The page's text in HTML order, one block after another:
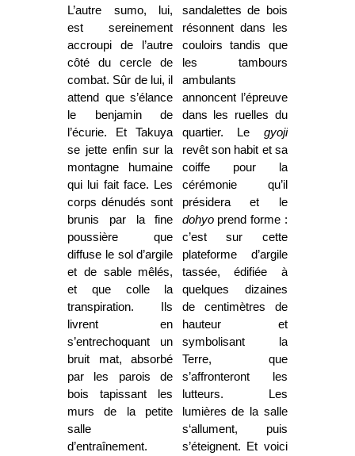
L’autre sumo, lui,
est sereinement
accroupi de l’autre
côté du cercle de
combat. Sûr de lui, il
attend que s’élance
le benjamin de
l’écurie. Et Takuya
se jette enfin sur la
montagne humaine
qui lui fait face. Les
corps dénudés sont
brunis par la fine
poussière que
diffuse le sol d’argile
et de sable mêlés,
et que colle la
transpiration. Ils
livrent en
s’entrechoquant un
bruit mat, absorbé
par les parois de
bois tapissant les
murs de la petite
salle
d’entraînement.
sandalettes de bois
résonnent dans les
couloirs tandis que
les tambours
ambulants
annoncent l’épreuve
dans les ruelles du
quartier. Le gyoji
revêt son habit et sa
coiffe pour la
cérémonie qu’il
présidera et le
dohyo prend forme :
c’est sur cette
plateforme d’argile
tassée, édifiée à
quelques dizaines
de centimètres de
hauteur et
symbolisant la
Terre, que
s’affronteront les
lutteurs. Les
lumières de la salle
s‘allument, puis
s’éteignent. Et voici